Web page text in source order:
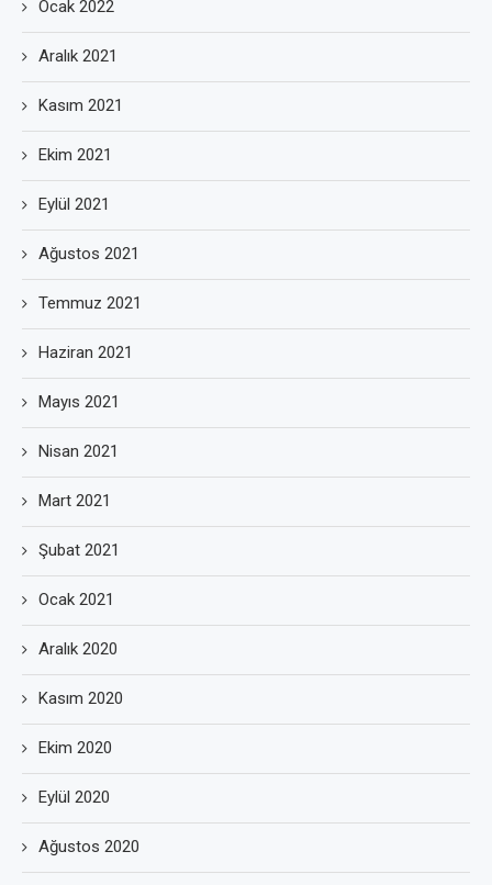
Ocak 2022
Aralık 2021
Kasım 2021
Ekim 2021
Eylül 2021
Ağustos 2021
Temmuz 2021
Haziran 2021
Mayıs 2021
Nisan 2021
Mart 2021
Şubat 2021
Ocak 2021
Aralık 2020
Kasım 2020
Ekim 2020
Eylül 2020
Ağustos 2020